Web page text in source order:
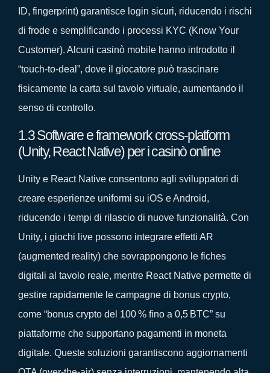
ID, fingerprint) garantisce login sicuri, riducendo i rischi
di frode e semplificando i processi KYC (Know Your
Customer). Alcuni casinò mobile hanno introdotto il
“touch‑to‑deal”, dove il giocatore può trascinare
fisicamente la carta sul tavolo virtuale, aumentando il
senso di controllo.
1.3 Software e framework cross‑platform
(Unity, React Native) per i casinò online
Unity e React Native consentono agli sviluppatori di
creare esperienze uniformi su iOS e Android,
riducendo i tempi di rilascio di nuove funzionalità. Con
Unity, i giochi live possono integrare effetti AR
(augmented reality) che sovrappongono le fiches
digitali al tavolo reale, mentre React Native permette di
gestire rapidamente le campagne di bonus crypto,
come “bonus crypto del 100 % fino a 0,5 BTC” su
piattaforme che supportano pagamenti in moneta
digitale. Queste soluzioni garantiscono aggiornamenti